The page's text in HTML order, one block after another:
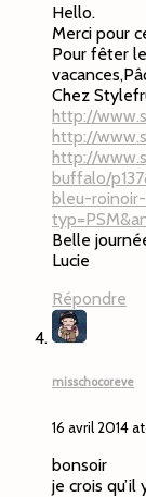
Hello.
Merci pour
Pour fêter
Chez
http://
http://
http://
buffalo/
bleu-
Belle
Lucie
Répondre
misschocoreve
16 avril 2014
bonsoir
je crois